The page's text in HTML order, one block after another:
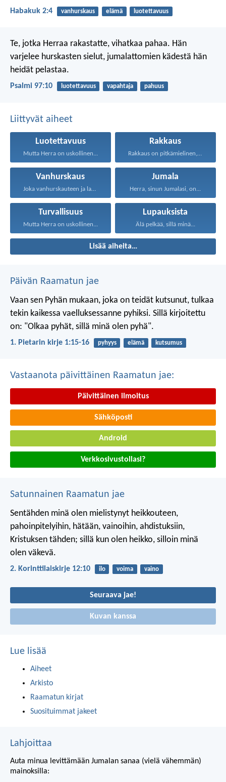
Habakuk 2:4 vanhurskaus elämä luotettavuus
Te, jotka Herraa rakastatte, vihatkaa pahaa. Hän
varjelee hurskasten sielut, jumalattomien kädestä hän
heidät pelastaa.
Psalmi 97:10 luotettavuus vapahtaja pahuus
Liittyvät aiheet
Luotettavuus
Mutta Herra on uskollinen...
Rakkaus
Rakkaus on pitkämielinen, rakkaus...
Vanhurskaus
Joka vanhurskauteen ja laupeuteen...
Jumala
Herra, sinun Jumalasi, on...
Turvallisuus
Mutta Herra on uskollinen...
Lupauksista
Älä pelkää, sillä minä...
Lisää aiheita…
Päivän Raamatun jae
Vaan sen Pyhän mukaan, joka on teidät kutsunut, tulkaa
tekin kaikessa vaelluksessanne pyhiksi. Sillä kirjoitettu
on: "Olkaa pyhät, sillä minä olen pyhä".
1. Pietarin kirje 1:15-16 pyhyys elämä kutsumus
Vastaanota päivittäinen Raamatun jae:
Päivittäinen ilmoitus
Sähköposti
Android
Verkkosivustollasi?
Satunnainen Raamatun jae
Sentähden minä olen mielistynyt heikkouteen,
pahoinpitelyihin, hätään, vainoihin, ahdistuksiin,
Kristuksen tähden; sillä kun olen heikko, silloin minä
olen väkevä.
2. Korinttilaiskirje 12:10 ilo voima vaino
Seuraava jae!
Kuvan kanssa
Lue lisää
Aiheet
Arkisto
Raamatun kirjat
Suosituimmat jakeet
Lahjoittaa
Auta minua levittämään Jumalan sanaa (vielä vähemmän)
mainoksilla: